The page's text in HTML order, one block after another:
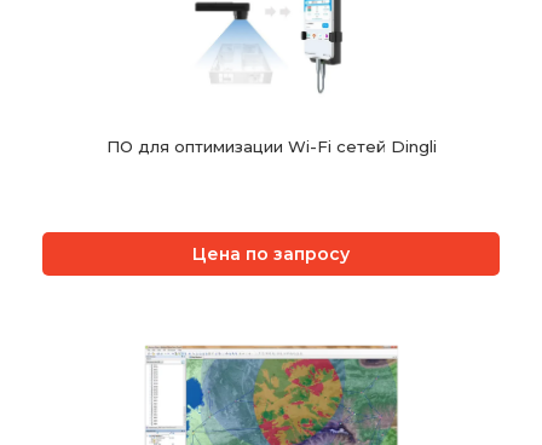
ПО для оптимизации Wi-Fi сетей Dingli
Цена по запросу